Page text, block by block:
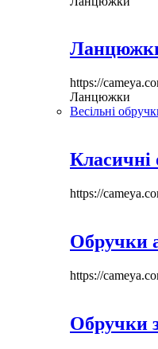
https://
Ланцюжки
Весільні
Класичні
https://
Обручки
https://
Обручки